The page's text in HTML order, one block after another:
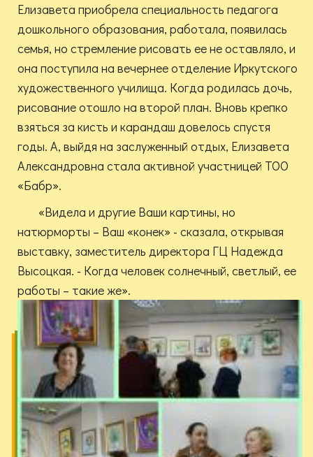
Елизавета приобрела специальность педагога
дошкольного образования, работала, появилась
семья, но стремление рисовать ее не оставляло, и
она поступила на вечернее отделение Иркутского
художественного училища. Когда родилась дочь,
рисование отошло на второй план. Вновь крепко
взяться за кисть и карандаш довелось спустя
годы. А, выйдя на заслуженный отдых, Елизавета
Александровна стала активной участницей ТОО
«Бабр».
«Видела и другие Ваши картины, но
натюрморты – Ваш «конек» - сказала, открывая
выставку, заместитель директора ГЦ Надежда
Высоцкая. - Когда человек солнечный, светлый, ее
работы – такие же».